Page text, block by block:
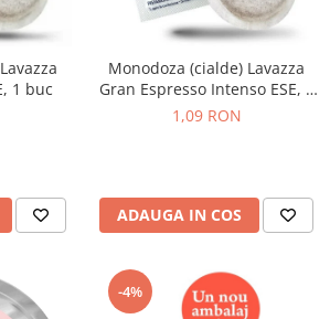
1 buc
Monodoza (cialde) Lavazza
Gran Espresso Intenso ESE, 1
buc
1,09 RON
ADAUGA IN COS
-4%